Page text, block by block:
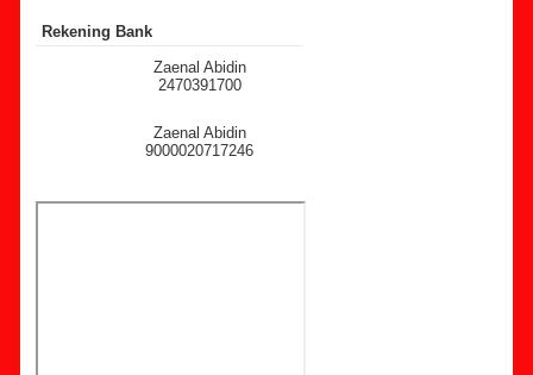
Rekening Bank
Zaenal Abidin
2470391700
Zaenal Abidin
9000020717246